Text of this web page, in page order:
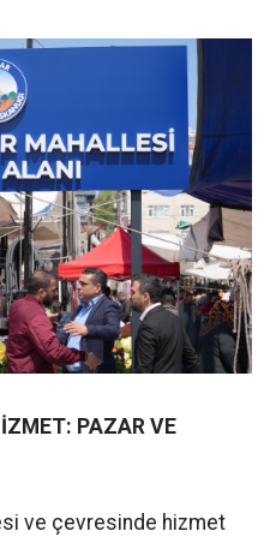
PAZAR VE
ve çevresinde hizmet